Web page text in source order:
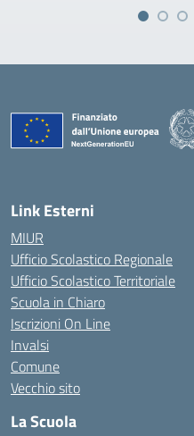
Link Esterni
MIUR
Ufficio Scolastico Regionale
Ufficio Scolastico Territoriale
Scuola in Chiaro
Iscrizioni On Line
Invalsi
Comune
Vecchio sito
La Scuola